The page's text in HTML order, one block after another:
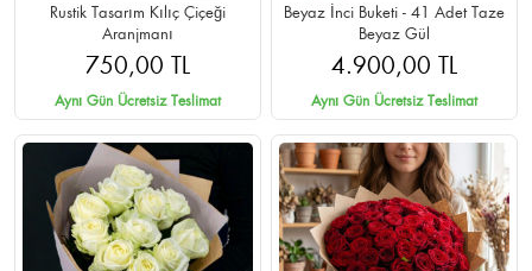
Rustik Tasarım Kılıç Çiçeği
Aranjmanı
750,00 TL
Aynı Gün Ücretsiz Teslimat
Beyaz İnci Buketi - 41 Adet Taze
Beyaz Gül
4.900,00 TL
Aynı Gün Ücretsiz Teslimat